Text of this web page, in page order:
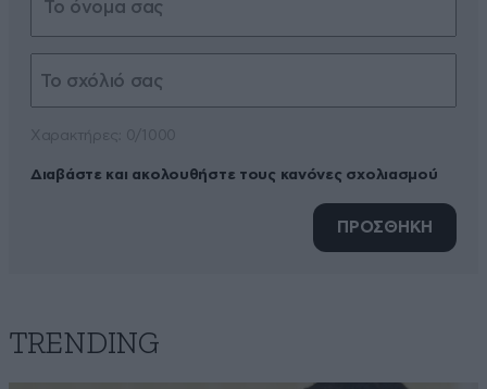
Διαβάστε και ακολουθήστε τους κανόνες σχολιασμού
ΠΡΟΣΘΗΚΗ
TRENDING